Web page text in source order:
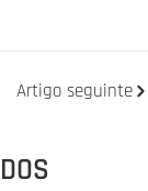
Artigo seguinte